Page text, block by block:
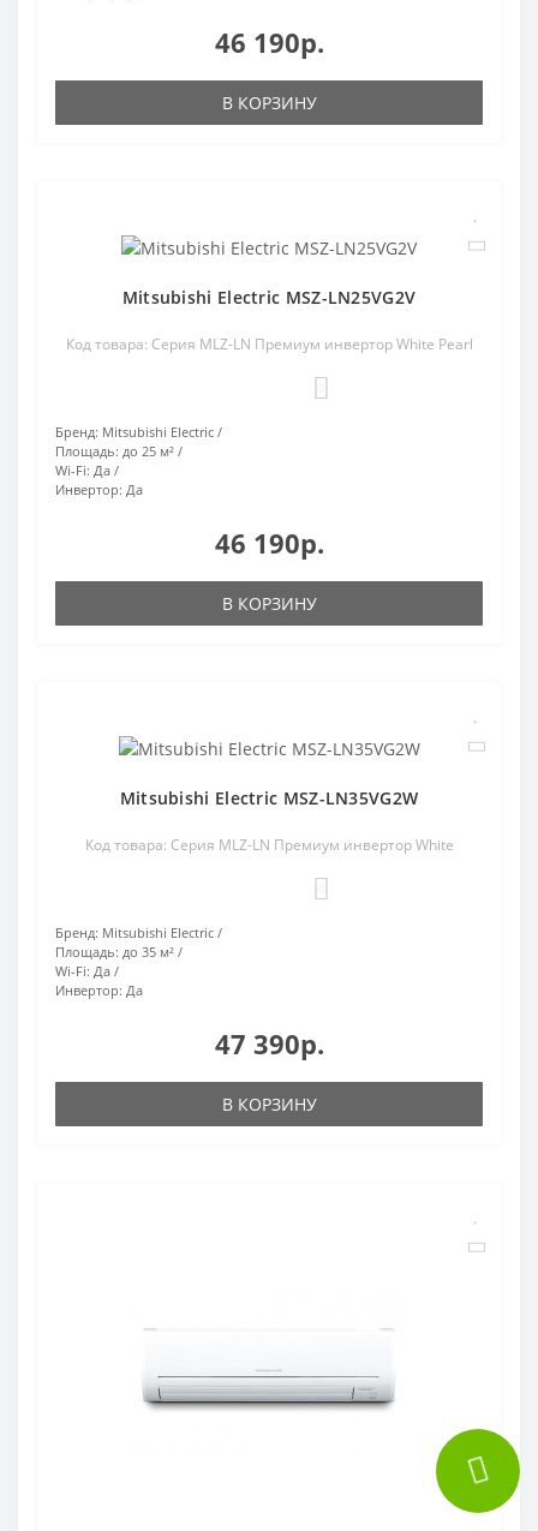
46 190р.
В КОРЗИНУ
Mitsubishi Electric MSZ-LN25VG2V
Код товара: Серия MLZ-LN Премиум инвертор White Pearl
Бренд: Mitsubishi Electric
Площадь: до 25 м²
Wi-Fi: Да
Инвертор: Да
46 190р.
В КОРЗИНУ
Mitsubishi Electric MSZ-LN35VG2W
Код товара: Серия MLZ-LN Премиум инвертор White
Бренд: Mitsubishi Electric
Площадь: до 35 м²
Wi-Fi: Да
Инвертор: Да
47 390р.
В КОРЗИНУ